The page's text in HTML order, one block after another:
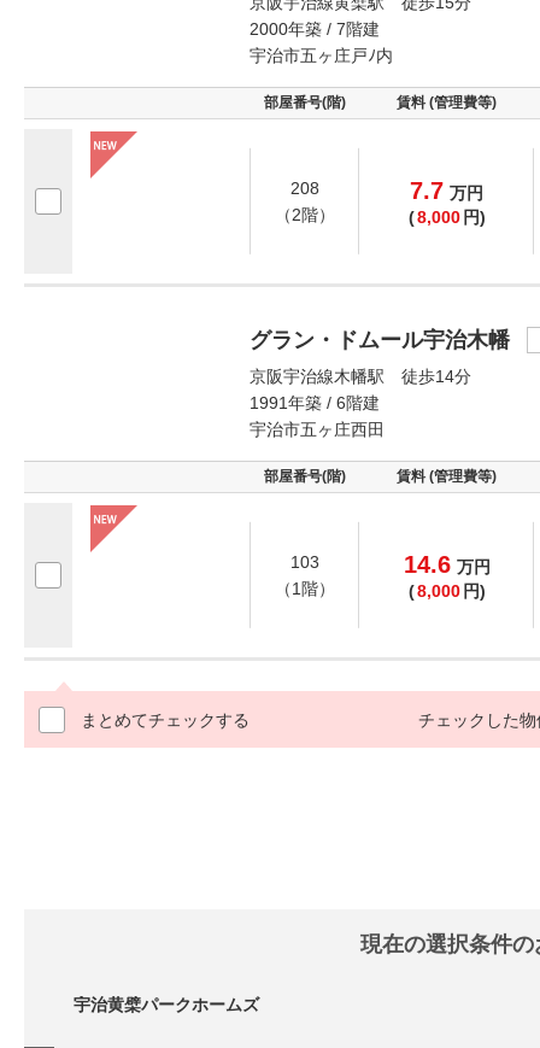
2000年築 / 7階建
宇治市五ヶ庄戸ﾉ内
部屋番号(階) 賃料 (管理費等)
208
（2階）
7.7 万円
(8,000 円)
グラン・ドムール宇治木幡
京阪宇治線木幡駅 徒歩14分
1991年築 / 6階建
宇治市五ヶ庄西田
部屋番号(階) 賃料 (管理費等)
103
（1階）
14.6 万円
(8,000 円)
まとめてチェックする チェックした物
現在の選択条件
宇治黄檗パークホームズ